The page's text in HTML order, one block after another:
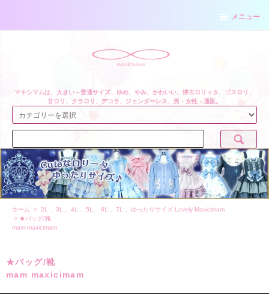
メニュー
マキシマムは、大きい～普通サイズ、ゆめ、やみ、かわいい、懐古ロリィタ、ゴスロリ、
甘ロリ、クラロリ、デコラ、ジェンダーレス、男・女性・通販。
ホーム > 2L 、3L 、4L 、5L、 6L 、7L 、ゆったりサイズ Lovely Maxicimam
> ★バッグ/靴
mam maxicimam
★バッグ/靴
mam maxicimam